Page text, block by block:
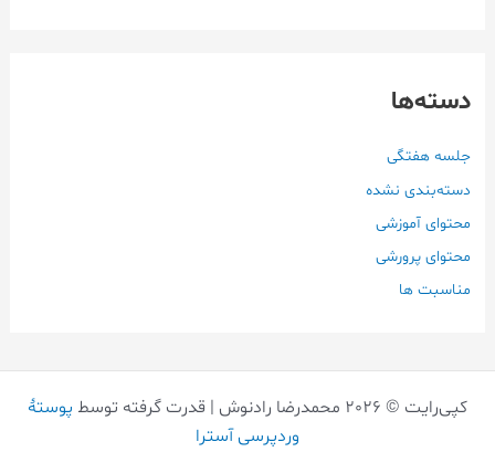
دسته‌ها
جلسه هفتگی
دسته‌بندی نشده
محتوای آموزشی
محتوای پرورشی
مناسبت ها
کپی‌رایت © 2026 محمدرضا رادنوش | قدرت گرفته توسط
پوستهٔ
وردپرسی آسترا